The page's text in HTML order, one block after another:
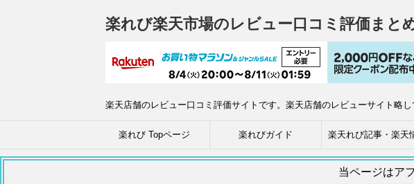
楽れび楽天市場のレビュー口コミ評価まと
楽天店舗のレビュー口コミ評価サイトです。楽天店舗のレビューサイト略
楽れび Topページ 楽れびガイド 楽天れび記事・楽天
当ページはア